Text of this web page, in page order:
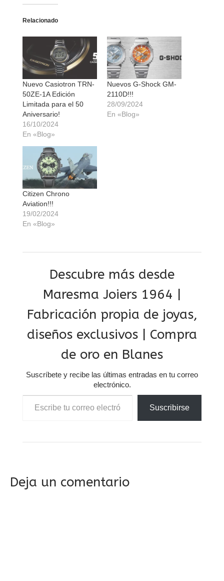
Relacionado
Nuevo Casiotron TRN-
50ZE-1A Edición
Limitada para el 50
Aniversario!
16/10/2024
En «Blog»
Nuevos G-Shock GM-
2110D!!!
28/09/2024
En «Blog»
Citizen Chrono
Aviation!!!
19/02/2024
En «Blog»
Descubre más desde
Maresma Joiers 1964 |
Fabricación propia de joyas,
diseños exclusivos | Compra
de oro en Blanes
Suscríbete y recibe las últimas entradas en tu correo
electrónico.
Escribe tu correo electrónico…
Suscribirse
Deja un comentario